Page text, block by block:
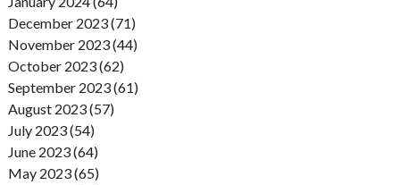
December 2023 (71)
November 2023 (44)
October 2023 (62)
September 2023 (61)
August 2023 (57)
July 2023 (54)
June 2023 (64)
May 2023 (65)